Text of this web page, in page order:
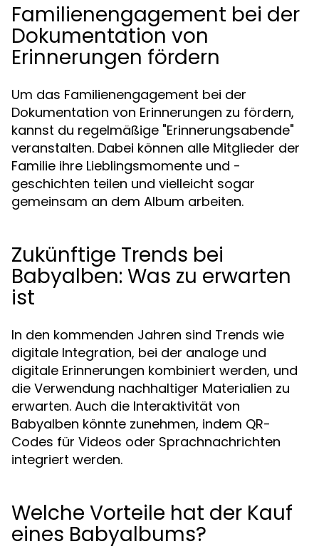
Familienengagement bei der
Dokumentation von
Erinnerungen fördern
Um das Familienengagement bei der
Dokumentation von Erinnerungen zu fördern,
kannst du regelmäßige "Erinnerungsabende"
veranstalten. Dabei können alle Mitglieder der
Familie ihre Lieblingsmomente und -
geschichten teilen und vielleicht sogar
gemeinsam an dem Album arbeiten.
Zukünftige Trends bei
Babyalben: Was zu erwarten
ist
In den kommenden Jahren sind Trends wie
digitale Integration, bei der analoge und
digitale Erinnerungen kombiniert werden, und
die Verwendung nachhaltiger Materialien zu
erwarten. Auch die Interaktivität von
Babyalben könnte zunehmen, indem QR-
Codes für Videos oder Sprachnachrichten
integriert werden.
Welche Vorteile hat der Kauf
eines Babyalbums?